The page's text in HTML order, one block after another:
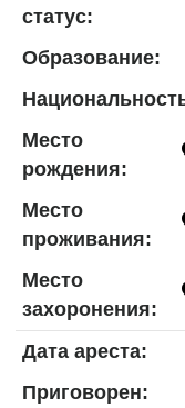
статус:
Образование:
Место
рождения:
Место
проживания:
Место
захоронения:
Дата ареста:
Приговорен: